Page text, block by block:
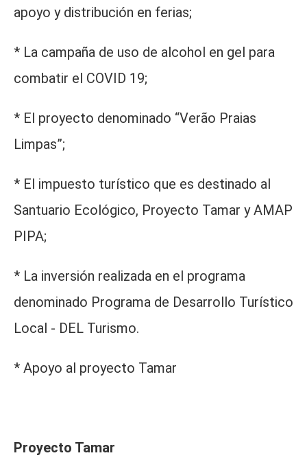
apoyo y distribución en ferias;
* La campaña de uso de alcohol en gel para
combatir el COVID 19;
* El proyecto denominado “Verão Praias
Limpas”;
* El impuesto turístico que es destinado al
Santuario Ecológico, Proyecto Tamar y AMAP
PIPA;
* La inversión realizada en el programa
denominado Programa de Desarrollo Turístico
Local - DEL Turismo.
* Apoyo al proyecto Tamar
Proyecto Tamar